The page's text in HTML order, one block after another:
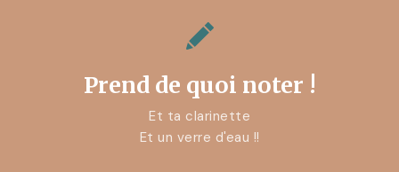
Prend de quoi noter !
Et ta clarinette
Et un verre d'eau !!